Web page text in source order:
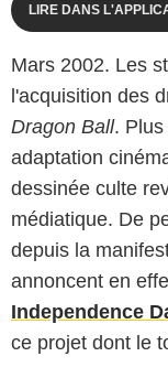
LIRE DANS
Mars 2002. Les
l'acquisition des
Dragon Ball. Plus
adaptation
dessinée culte
médiatique. De
depuis la
annoncent en
Independence
ce projet dont le